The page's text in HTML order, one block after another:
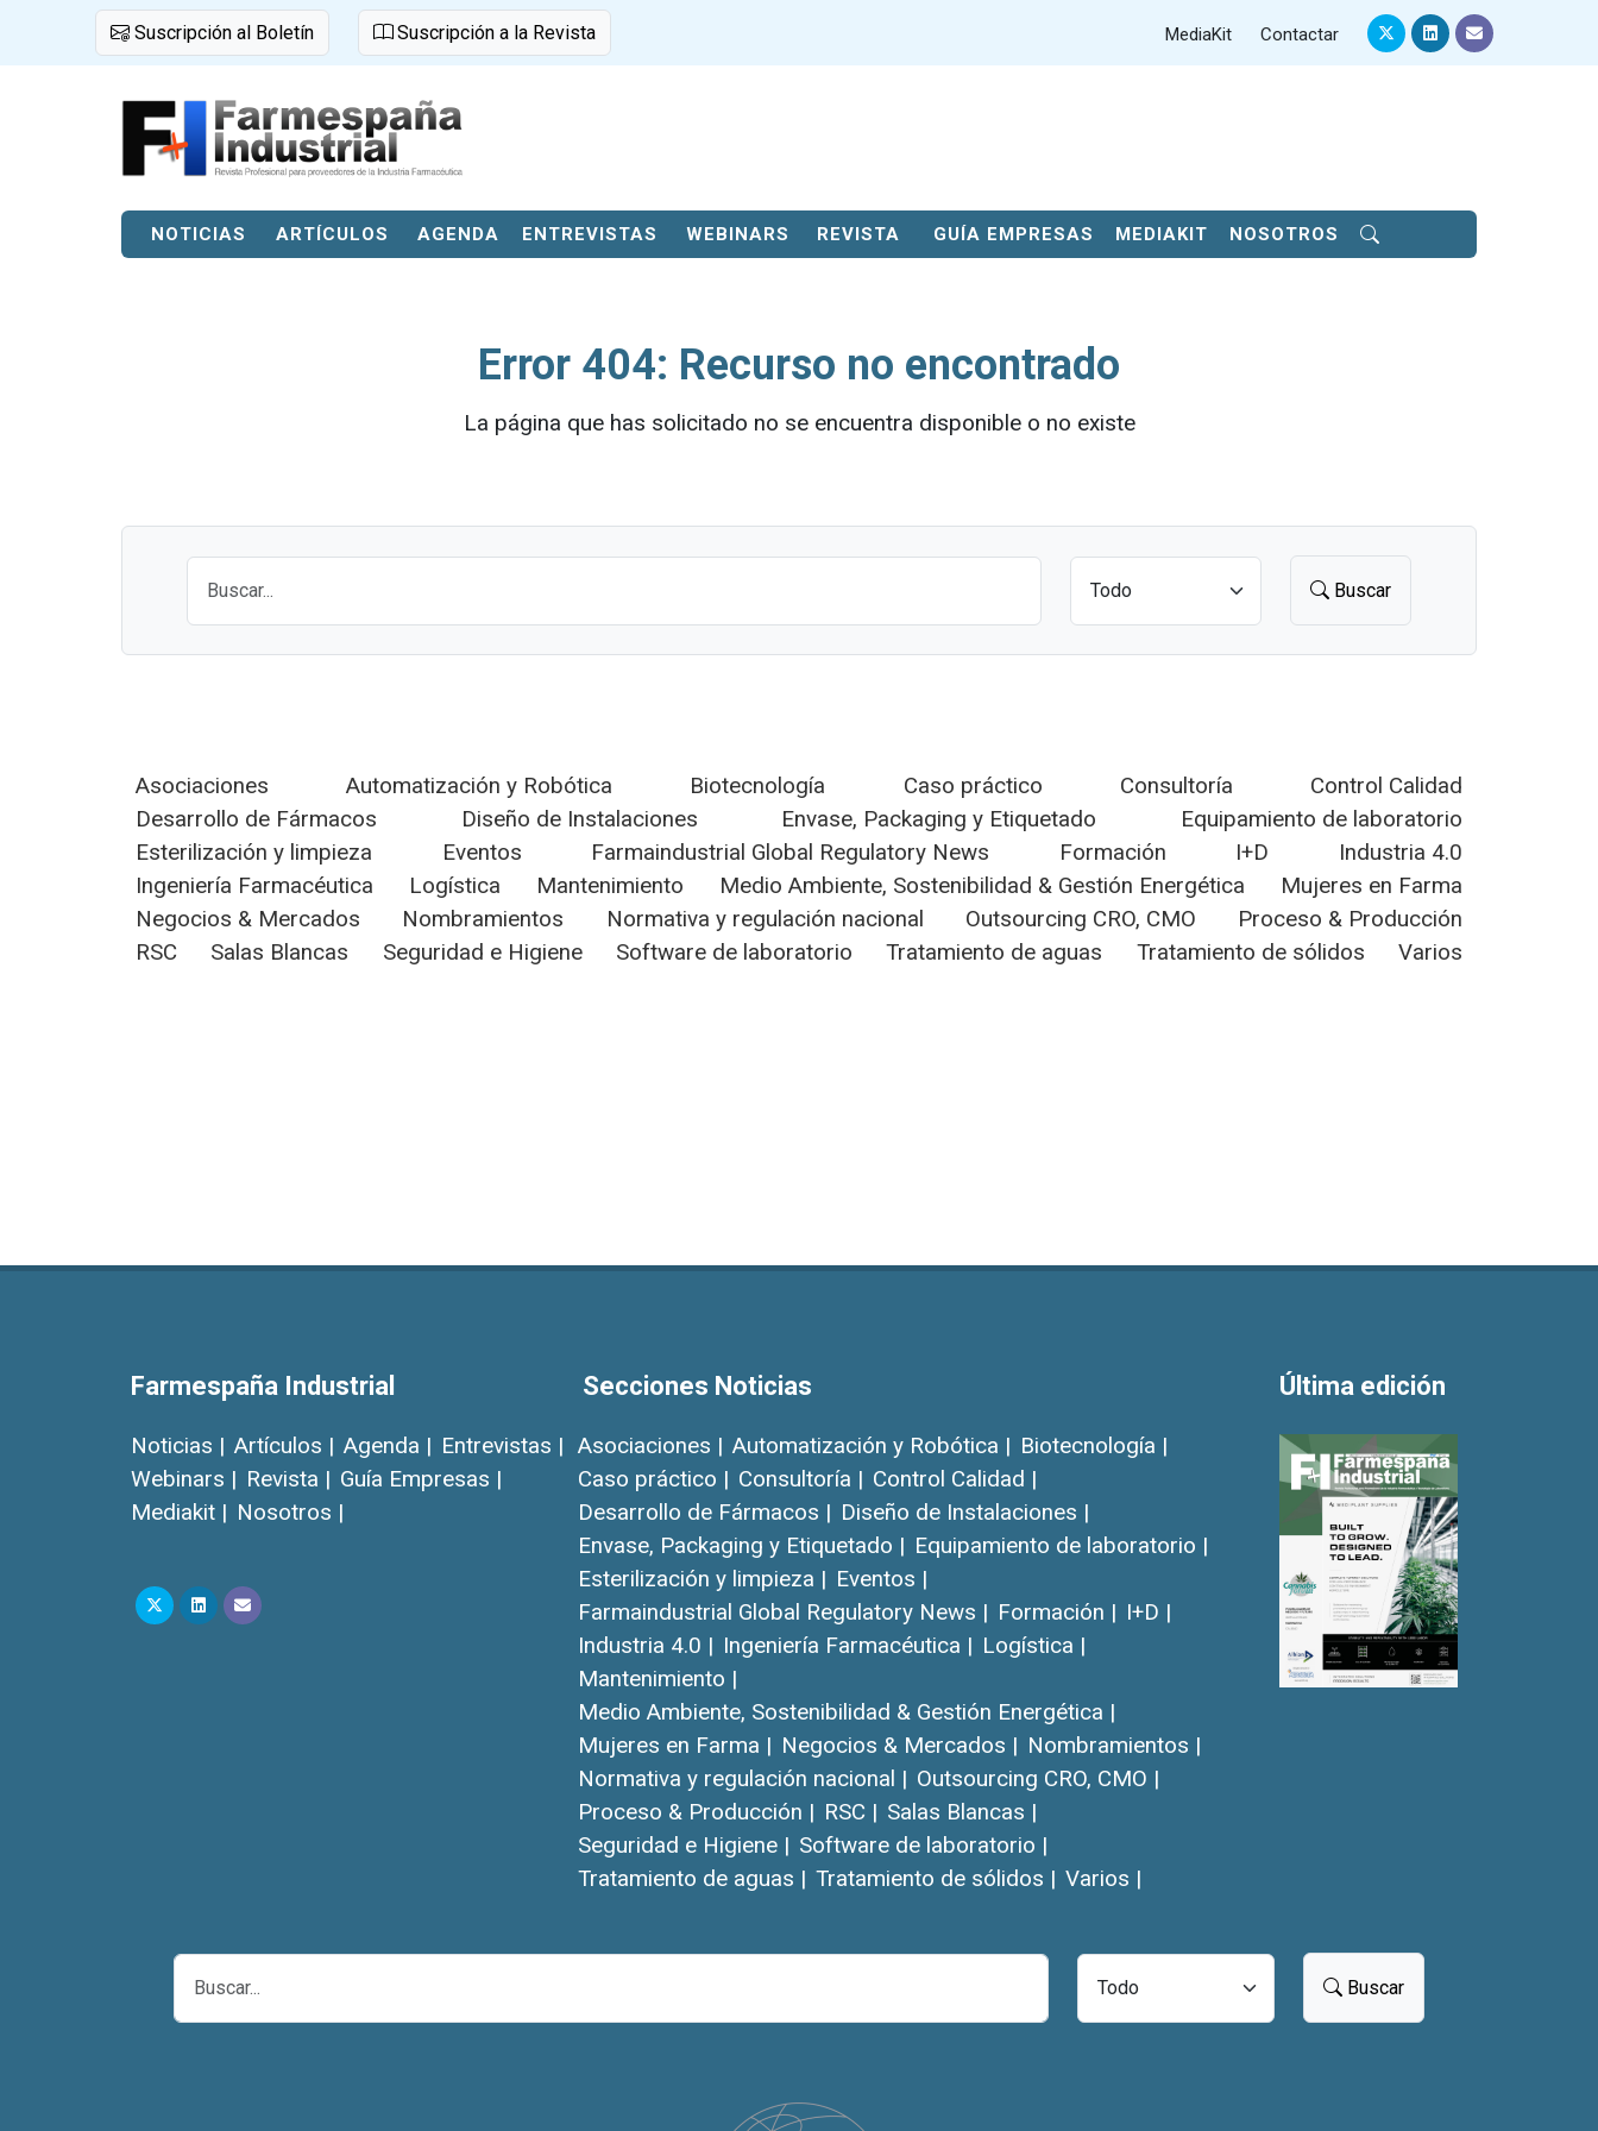
Suscripción al Boletín Suscripción a la Revista MediaKit Contactar
NOTICIAS ARTÍCULOS AGENDA ENTREVISTAS WEBINARS REVISTA GUÍA EMPRESAS MEDIAKIT NOSOTROS
Error 404: Recurso no encontrado
La página que has solicitado no se encuentra disponible o no existe
Buscar
Asociaciones Automatización y Robótica Biotecnología Caso práctico Consultoría
Control Calidad
Desarrollo de Fármacos
Diseño de Instalaciones Envase, Packaging y Etiquetado
Equipamiento de laboratorio
Esterilización y limpieza
Eventos Farmaindustrial Global Regulatory News Formación I+D
Industria 4.0
Ingeniería Farmacéutica
Logística Mantenimiento Medio Ambiente, Sostenibilidad & Gestión Energética
Mujeres en Farma
Negocios & Mercados
Nombramientos Normativa y regulación nacional Outsourcing CRO, CMO
Proceso & Producción
RSC
Salas Blancas Seguridad e Higiene Software de laboratorio Tratamiento de aguas Tratamiento de sólidos Varios
Farmespaña Industrial
Noticias | Artículos | Agenda | Entrevistas |
Webinars | Revista | Guía Empresas |
Mediakit | Nosotros |
Secciones Noticias
Asociaciones | Automatización y Robótica | Biotecnología |
Caso práctico | Consultoría | Control Calidad |
Desarrollo de Fármacos | Diseño de Instalaciones |
Envase, Packaging y Etiquetado | Equipamiento de laboratorio |
Esterilización y limpieza | Eventos |
Farmaindustrial Global Regulatory News | Formación | I+D |
Industria 4.0 | Ingeniería Farmacéutica | Logística |
Mantenimiento |
Medio Ambiente, Sostenibilidad & Gestión Energética |
Mujeres en Farma | Negocios & Mercados | Nombramientos |
Normativa y regulación nacional | Outsourcing CRO, CMO |
Proceso & Producción | RSC | Salas Blancas |
Seguridad e Higiene | Software de laboratorio |
Tratamiento de aguas | Tratamiento de sólidos | Varios |
Última edición
Buscar